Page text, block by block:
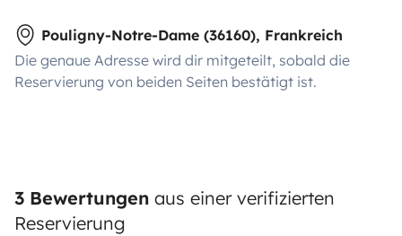
Pouligny-Notre-Dame (36160), Frankreich
Die genaue Adresse wird dir mitgeteilt, sobald die
Reservierung von beiden Seiten bestätigt ist.
3 Bewertungen aus einer verifizierten
Reservierung